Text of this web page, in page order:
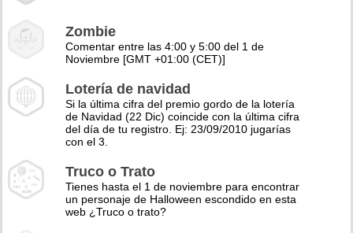
Zombie
Comentar entre las 4:00 y 5:00 del 1 de
Noviembre [GMT +01:00 (CET)]
Lotería de navidad
Si la última cifra del premio gordo de la lotería
de Navidad (22 Dic) coincide con la última cifra
del día de tu registro. Ej: 23/09/2010 jugarías
con el 3.
Truco o Trato
Tienes hasta el 1 de noviembre para encontrar
un personaje de Halloween escondido en esta
web ¿Truco o trato?